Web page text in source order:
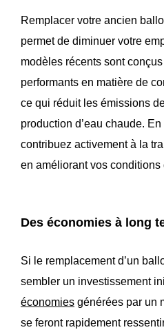
Remplacer votre ancien
permet de diminuer votre
modèles récents sont
performants en matière de
ce qui réduit les émissions
production d’eau chaude.
contribuez activement à la
en améliorant vos conditions
Des économies à long
Si le remplacement d’un
sembler un investissement
économies générées par un
se feront rapidement